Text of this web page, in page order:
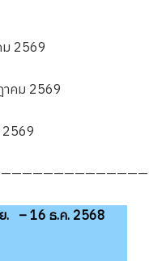
2569
คม 2569
. – 16 ธ.ค. 2568